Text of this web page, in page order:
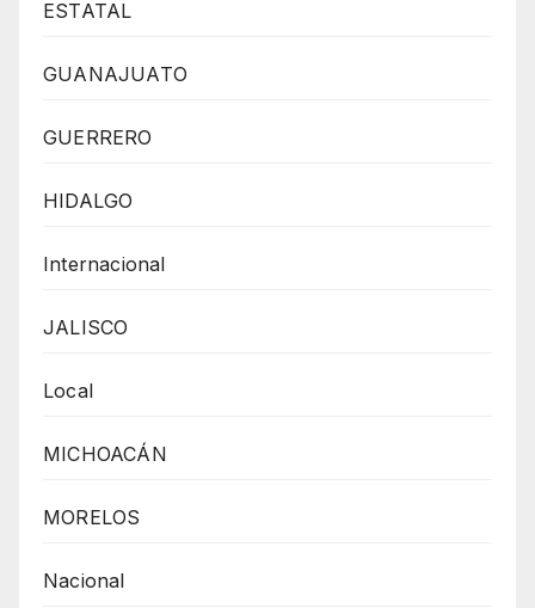
ESTATAL
GUANAJUATO
GUERRERO
HIDALGO
Internacional
JALISCO
Local
MICHOACÁN
MORELOS
Nacional